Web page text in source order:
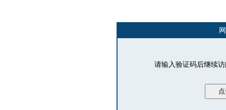
请输入验证码后继续